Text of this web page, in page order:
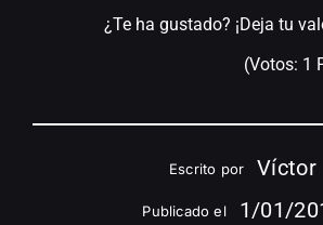
¿Te ha gustado? ¡Deja tu
(Votos: 1
Escrito por Víctor
Publicado el 1/01/